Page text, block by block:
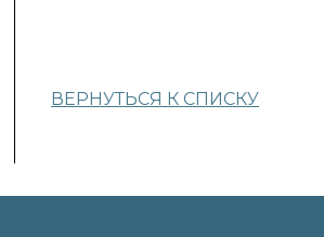
ВЕРНУТЬСЯ К СПИСКУ